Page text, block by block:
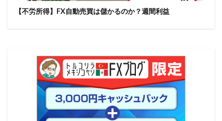
【不労所得】FX自動売買は儲かるのか？週間利益